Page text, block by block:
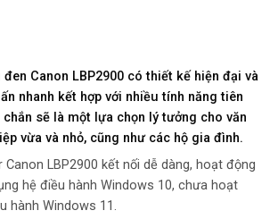
Canon LBP2900 có thiết kế hiện đại và
nhanh kết hợp với nhiều tính năng tiên
sẽ là một lựa chọn lý tưởng cho văn
vừa và nhỏ, cũng như các hộ gia đình.
Canon LBP2900 kết nối dễ dàng, hoạt động
hệ điều hành Windows 10, chưa hoạt
hành Windows 11.